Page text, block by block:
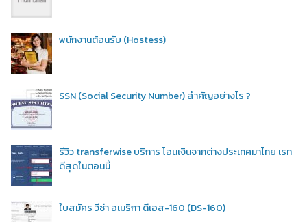
พนักงานต้อนรับ (Hostess)
SSN (Social Security Number) สำคัญอย่างไร ?
รีวิว transferwise บริการ โอนเงินจากต่างประเทศมาไทย เรท
ดีสุดในตอนนี้
ใบสมัคร วีซ่า อเมริกา ดีเอส-160 (DS-160)